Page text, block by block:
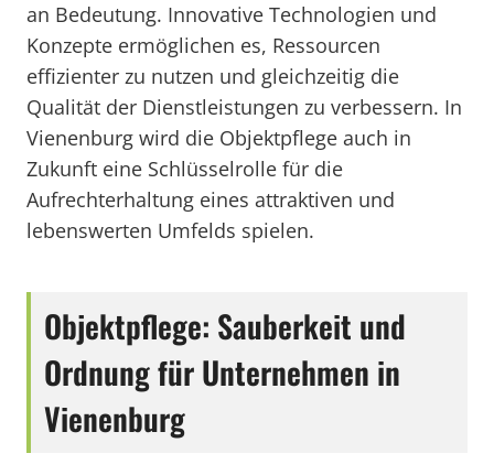
an Bedeutung. Innovative Technologien und
Konzepte ermöglichen es, Ressourcen
effizienter zu nutzen und gleichzeitig die
Qualität der Dienstleistungen zu verbessern. In
Vienenburg wird die Objektpflege auch in
Zukunft eine Schlüsselrolle für die
Aufrechterhaltung eines attraktiven und
lebenswerten Umfelds spielen.
Objektpflege: Sauberkeit und
Ordnung für Unternehmen in
Vienenburg